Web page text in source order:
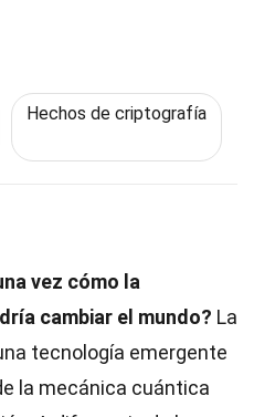
Hechos de criptografía
vez cómo la
cambiar el mundo? La
tecnología emergente
la mecánica cuántica